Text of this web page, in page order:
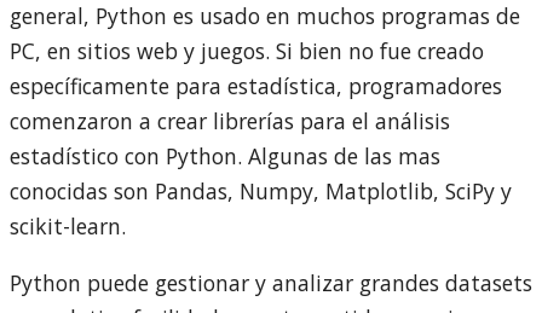
general, Python es usado en muchos programas de
PC, en sitios web y juegos. Si bien no fue creado
específicamente para estadística, programadores
comenzaron a crear librerías para el análisis
estadístico con Python. Algunas de las mas
conocidas son Pandas, Numpy, Matplotlib, SciPy y
scikit-learn.
Python puede gestionar y analizar grandes datasets